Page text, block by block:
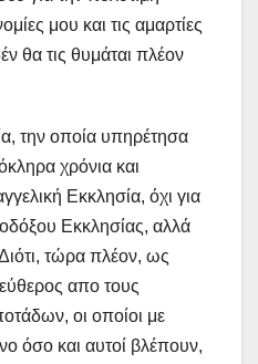
μου και τις αμαρτίες
θα τις θυμάται πλέον
την οποία υπηρέτησα
χρόνια και
Εκκλησία, όχι για
Εκκλησίας, αλλά
τώρα πλέον, ως
απο τους
οι οποίοι με
όσο και αυτοί βλέπουν,